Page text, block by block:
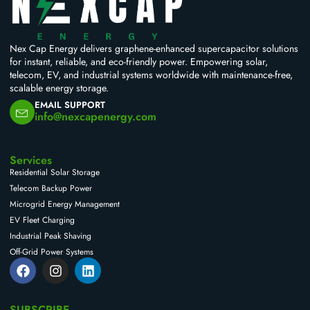
Nex Cap Energy delivers graphene-enhanced supercapacitor solutions
for instant, reliable, and eco-friendly power. Empowering solar,
telecom, EV, and industrial systems worldwide with maintenance-free,
scalable energy storage.
EMAIL SUPPORT
info@nexcapenergy.com
Services
Residential Solar Storage
Telecom Backup Power
Microgrid Energy Management
EV Fleet Charging
Industrial Peak Shaving
Off-Grid Power Systems
F
a
c
e
I
n
t
L
i
n